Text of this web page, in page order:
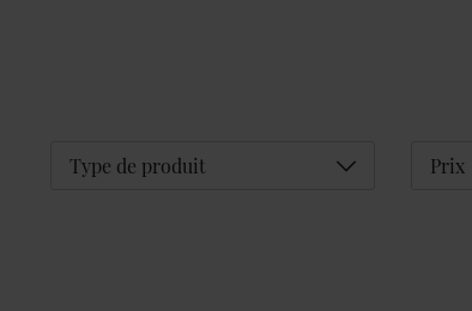
Type de produit Déplier Prix